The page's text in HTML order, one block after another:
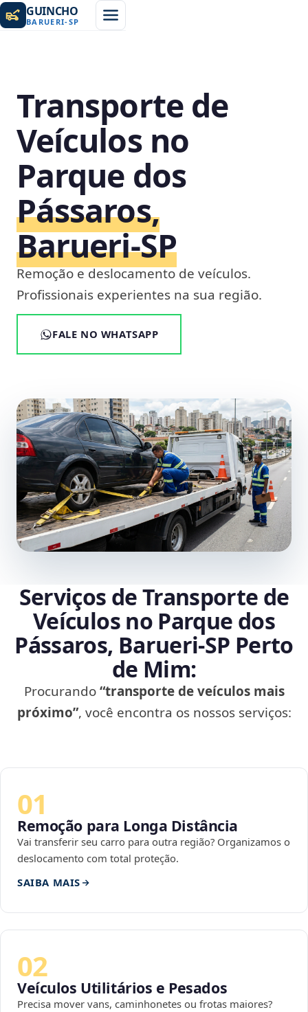
GUINCHO
BARUERI-SP
Transporte de
Veículos no
Parque dos
Pássaros,
Barueri‑SP
Remoção e deslocamento de veículos.
Profissionais experientes na sua região.
FALE NO WHATSAPP
Serviços de Transporte de
Veículos no Parque dos
Pássaros, Barueri‑SP Perto
de Mim:
Procurando“transporte de veículos mais
próximo”, você encontra os nossos serviços:
01
Remoção para Longa Distância
Vai transferir seu carro para outra região? Organizamos o
deslocamento com total proteção.
SAIBA MAIS
02
Veículos Utilitários e Pesados
Precisa mover vans, caminhonetes ou frotas maiores?